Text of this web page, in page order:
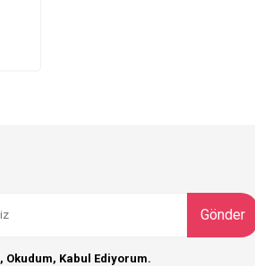
Gönder
, Okudum, Kabul Ediyorum.